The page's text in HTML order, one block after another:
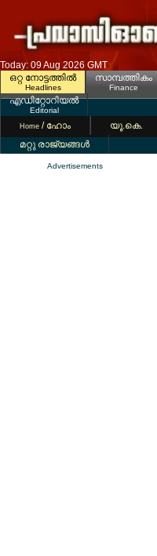
Today: 09 Aug 2026 GMT
ഒറ്റ നോട്ടത്തില്‍
Headlines
സാമ്പത്തികം
Finance
എഡിറ്റോറിയല്‍
Editorial
Home / ഹോം യൂ.കെ.
മറ്റു രാജ്യങ്ങള്‍
Advertisements